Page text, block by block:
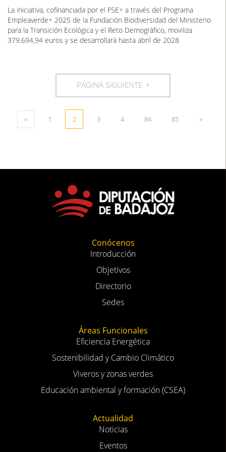
La iniciativa, cofinanciada por el FSE+ a través del Programa
Empleaverde+ 2025 de la Fundación Biodiversidad del Ministerio
para la Transición Ecológica y el Reto Demográfico, moviliza
379.694,94 euros y se desarrollará hasta abril de 2028
PÁGINA SIGUIENTE
« 1 2 3 4 84 85 »
Conócenos
Introducción
Objetivos
Directorio
Sedes
Áreas Funcionales
Eficiencia Energética
Sostenibilidad y Cambio Climático
Viveros y zonas verdes
Educación ambiental y formación (CSEA)
Actualidad
Noticias
Eventos